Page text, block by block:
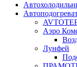
Аэро
Лунфей